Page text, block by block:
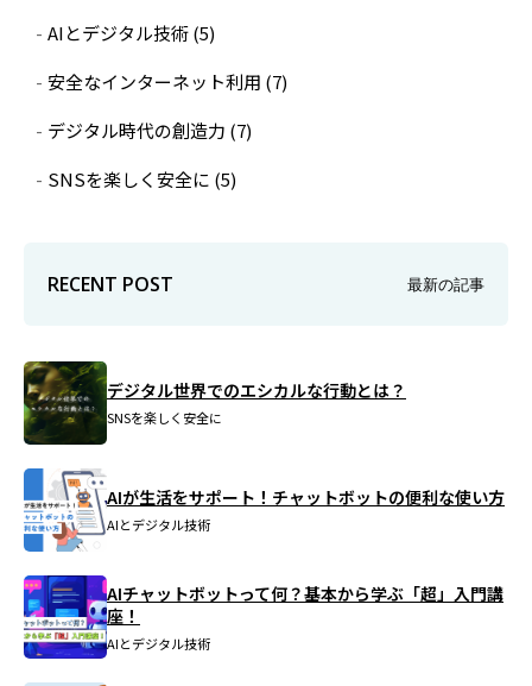
AIとデジタル技術(5)
安全なインターネット利用 (7)
デジタル時代の創造力 (7)
SNSを楽しく安全に (5)
RECENT POST 最新の記事
デジタル世界でのエシカルな行動とは？
SNSを楽しく安全に
AIが生活をサポート！チャットボットの便利な使い方
AIとデジタル技術
AIチャットボットって何？基本から学ぶ「超」入門講
座！
AIとデジタル技術